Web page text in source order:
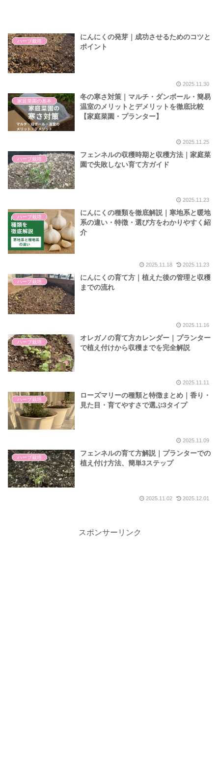
ハーブ栽培
にんにくの発芽｜成功させるためのコツと
ポイント
2025.11.30
家庭菜園の基本
冬の寒さ対策｜マルチ・ダンボール・簡易
温室のメリットとデメリットを徹底比較
【家庭菜園・プランター】
2025.11.25
ハーブ栽培
フェンネルの収穫時期と収穫方法｜家庭菜
園で失敗しない育て方ガイド
2025.11.23
ハーブ栽培
にんにくの種類を徹底解説｜寒地系と暖地
系の違い・特徴・選び方をわかりやすく紹
介
2025.11.18 2025.11.23
ハーブ栽培
にんにくの育て方｜植えた後の管理と収穫
までの流れ
2025.11.16
ハーブ栽培
オレガノの育て方カレンダー｜プランター
で植え付けから収穫までを完全解説
2025.11.11
ハーブ栽培
ローズマリーの種類と特徴まとめ｜香り・
見た目・育てやすさで選ぶ3タイプ
2025.11.09
ハーブ栽培
フェンネルの育て方解説｜プランターでの
植え付け方法、簡単3ステップ
2025.11.02 2025.12.01
スポンサーリンク